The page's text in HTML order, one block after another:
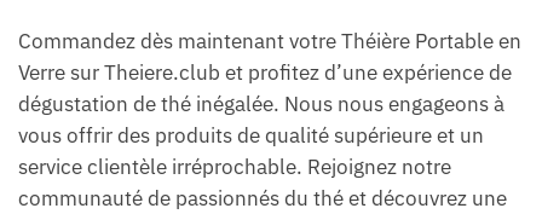
Commandez dès maintenant votre Théière Portable en
Verre sur Theiere.club et profitez d’une expérience de
dégustation de thé inégalée. Nous nous engageons à
vous offrir des produits de qualité supérieure et un
service clientèle irréprochable. Rejoignez notre
communauté de passionnés du thé et découvrez une